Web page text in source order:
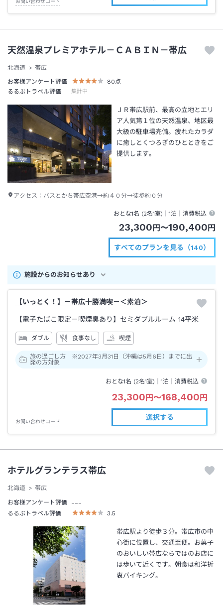
お問い合わせコード
天然温泉プレミアホテル－ＣＡＢＩＮ－帯広
北海道
帯広
お客様アンケート評価
80点
るるぶトラベル評価
集計中
ＪＲ帯広駅前、最高の立地とエリ
ア人気第１位の天然温泉、地区最
大級の駐車場完備。疲れたカラダ
に癒しとくつろぎのひとときをご
提供します。
アクセス： バスとかち帯広空港→約４０分→徒歩約０分
おとな1名 (2名1室)｜1泊 ｜消費税込
23,300円〜190,400円
すべてのプランを見る（140）
施設からのお知らせあり
【いっとく！】－帯広十勝満喫－＜素泊＞
【電子たばこ限定－喫煙臭あり】セミダブルルーム 14平米
ダブル 食事なし 喫煙
旅の過ごし方 ※2027年3月31日（沖縄は5月6日）までに出
発の方対象
おとな1名 (2名1室)｜1泊 ｜消費税込
23,300円〜168,400円
お問い合わせコード
選択する
ホテルグランテラス帯広
北海道 帯広
お客様アンケート評価 ---
るるぶトラベル評価 3.5
帯広駅より徒歩３分。帯広市の中
心街に位置し、交通至便。お菓子
のおいしい帯広ならではのお店に
は歩いて近くです。朝食は和洋折
衷バイキング。